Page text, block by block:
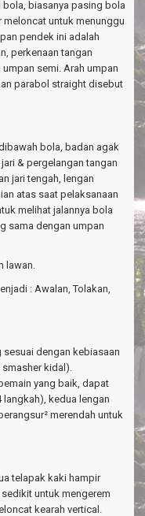
biasanya pasing bola
untuk menunggu
pendek ini adalah
perkenaan tangan
semi. Arah umpan
parabol straight disebut
bola, badan agak
& pergelangan tangan
jari tengah, lengan
atas saat pelaksanaan
melihat jalannya bola
sama dengan umpan
lawan.
: Awalan, Tolakan,
dengan kebiasaan
kidal).
yang baik, dapat
langkah), kedua lengan
merendah untuk
telapak kaki hampir
untuk mengerem
kearah vertical.